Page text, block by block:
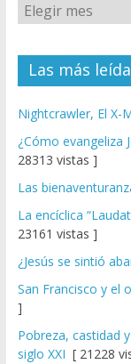
Las más
Nightcrawler, El X-
¿Cómo evangeliza
28313 vistas ]
Las
La encíclica
23161 vistas ]
¿Jesús se sintió
San Francisco y el
]
Pobreza, castidad
siglo XXI [ 21228